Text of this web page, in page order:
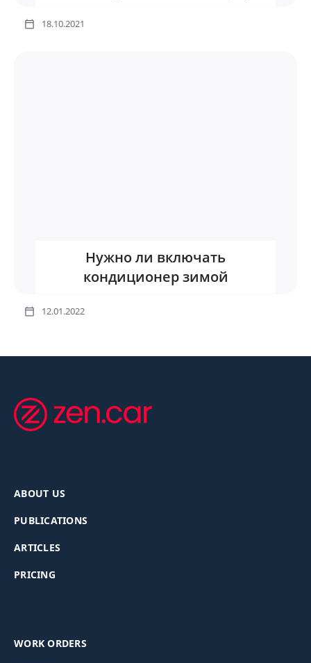
18.10.2021
Нужно ли включать
кондиционер зимой
12.01.2022
ABOUT US
PUBLICATIONS
ARTICLES
PRICING
WORK ORDERS